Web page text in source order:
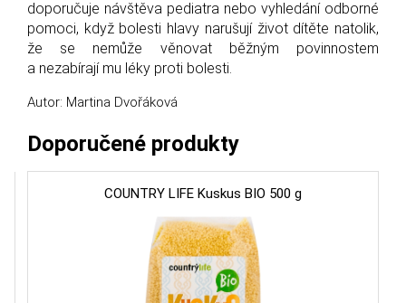
doporučuje návštěva pediatra nebo vyhledání odborné
pomoci, když bolesti hlavy narušují život dítěte natolik,
že se nemůže věnovat běžným povinnostem
a nezabírají mu léky proti bolesti.
Autor: Martina Dvořáková
Doporučené produkty
COUNTRY LIFE Kuskus BIO 500 g